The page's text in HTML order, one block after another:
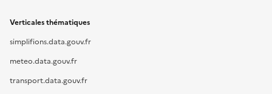
Verticales thématiques
simplifions.data.gouv.fr
meteo.data.gouv.fr
transport.data.gouv.fr